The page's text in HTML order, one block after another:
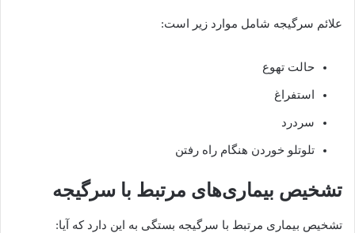
علائم سرگیجه شامل موارد زیر است:
حالت تهوع
استفراغ
سردرد
تلوتلو خوردن هنگام راه رفتن
تشخیص بیماری‌های مرتبط با سرگیجه
تشخیص بیماری مرتبط با سرگیجه بستگی به این دارد که آیا: